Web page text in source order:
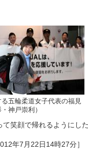
る五輪柔道女子代表の福見
・神戸崇利）
て笑顔で帰れるようにし
年7月22日14時27分］